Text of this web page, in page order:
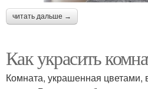
читать дальше →
Как украсить
Комната, украшенная цветами,